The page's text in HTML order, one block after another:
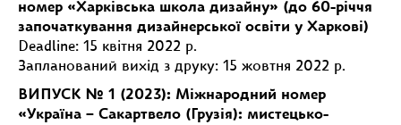
номер «Харківська школа дизайну» (до 60-річчя
започаткування дизайнерської освіти у Харкові)
Deadline: 15 квітня 2022 р.
Запланований вихід з друку: 15 жовтня 2022 р.
ВИПУСК № 1 (2023): Міжнародний номер
«Україна – Сакартвело (Грузія): мистецько-